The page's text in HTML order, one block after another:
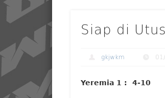
Siap di
gkjwkm
Yeremia 1 : 4-10